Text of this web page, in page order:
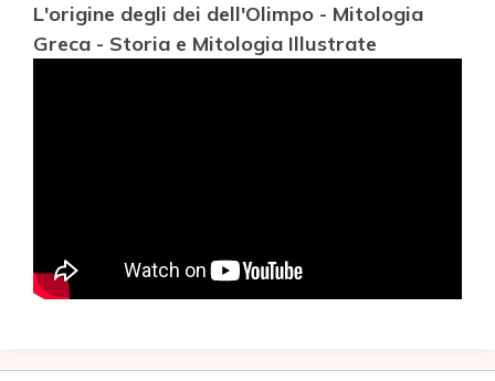
L'origine degli dei dell'Olimpo - Mitologia
Greca - Storia e Mitologia Illustrate